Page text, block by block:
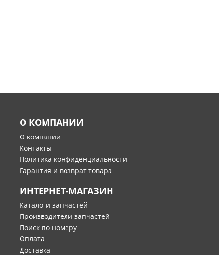
О КОМПАНИИ
О компании
Контакты
Политика конфиденциальности
Гарантия и возврат товара
ИНТЕРНЕТ-МАГАЗИН
Каталоги запчастей
Производители запчастей
Поиск по номеру
Оплата
Доставка